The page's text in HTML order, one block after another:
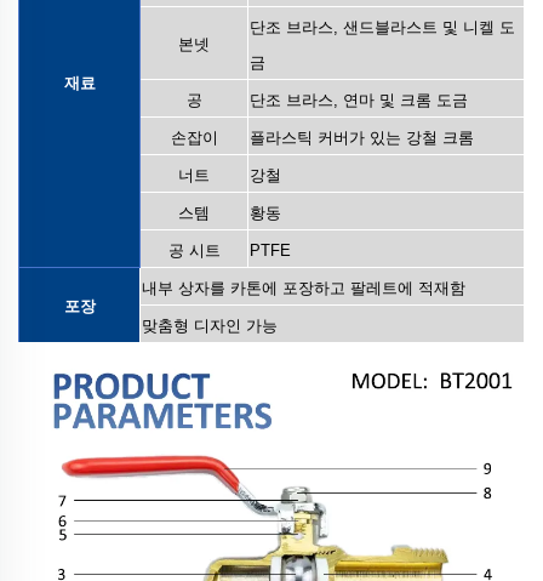
재료
본넷
단조 브라스, 샌드블라스트 및 니켈 도
금
공 단조 브라스, 연마 및 크롬 도금
손잡이 플라스틱 커버가 있는 강철 크롬
너트 강철
스템 황동
공 시트 PTFE
포장
내부 상자를 카톤에 포장하고 팔레트에 적재함
맞춤형 디자인 가능